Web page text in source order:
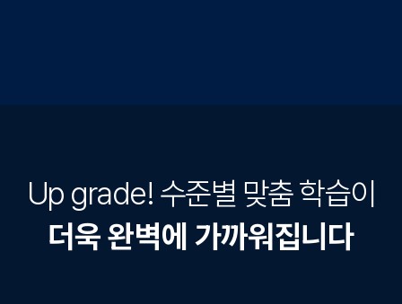
Up grade! 수준별 맞춤 학습이
더욱 완벽에 가까워집니다